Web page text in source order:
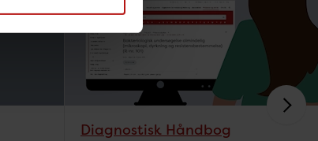
Diagnostisk Håndbog